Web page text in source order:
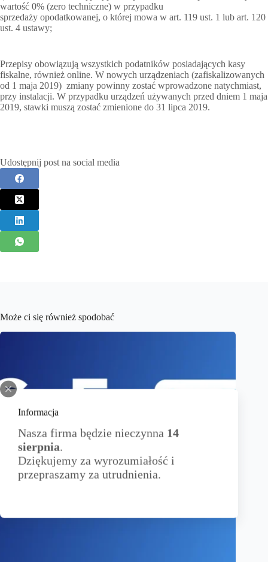
Informacja
Nasza firma będzie nieczynna 14
sierpnia.
Dziękujemy za wyrozumiałość i
przepraszamy za utrudnienia.
wartość 0% (zero techniczne) w przypadku
sprzedaży opodatkowanej, o której mowa w art. 119 ust. 1 lub art. 120
ust. 4 ustawy;
Przepisy obowiązują wszystkich podatników posiadających kasy
fiskalne, również online. W nowych urządzeniach (zafiskalizowanych
od 1 maja 2019) zmiany powinny zostać wprowadzone natychmiast,
przy instalacji. W przypadku urządzeń używanych przed dniem 1 maja
2019, stawki muszą zostać zmienione do 31 lipca 2019.
Udostępnij post na social media
Może ci się również spodobać